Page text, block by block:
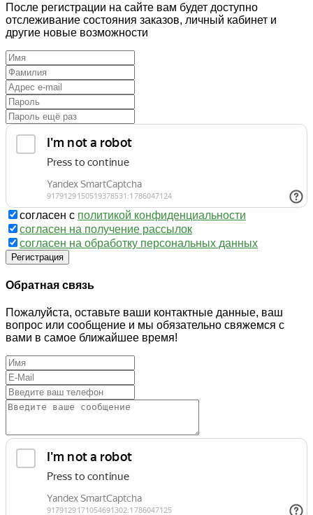
После регистрации на сайте вам будет доступно
отслеживание состояния заказов, личный кабинет и
другие новые возможности
согласен с политикой конфиденциальности
согласен на получение рассылок
согласен на обработку персональных данных
Регистрация
Обратная связь
Пожалуйста, оставьте ваши контактные данные, ваш
вопрос или сообщение и мы обязательно свяжемся с
вами в самое ближайшее время!